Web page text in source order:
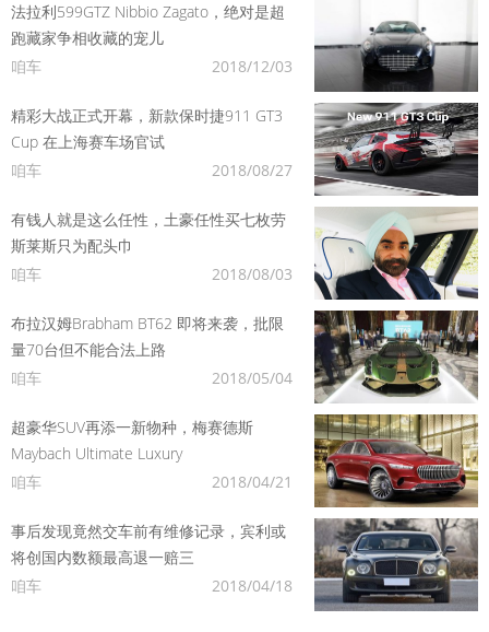
法拉利599GTZ Nibbio Zagato，绝对是超
跑藏家争相收藏的宠儿
咱车
2018/12/03
精彩大战正式开幕，新款保时捷911 GT3
Cup 在上海赛车场官试
咱车
2018/08/27
有钱人就是这么任性，土豪任性买七枚劳
斯莱斯只为配头巾
咱车
2018/08/03
布拉汉姆Brabham BT62 即将来袭，批限
量70台但不能合法上路
咱车
2018/05/04
超豪华SUV再添一新物种，梅赛德斯
Maybach Ultimate Luxury
咱车
2018/04/21
事后发现竟然交车前有维修记录，宾利或
将创国内数额最高退一赔三
咱车
2018/04/18